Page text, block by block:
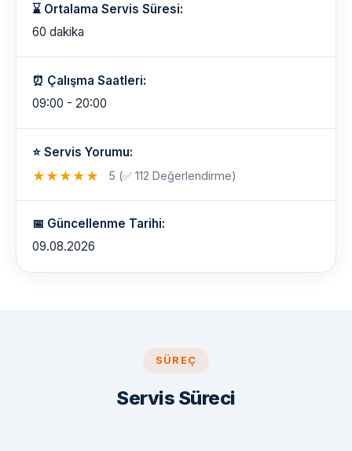
⌛ Ortalama Servis Süresi:
60 dakika
⏰ Çalışma Saatleri:
09:00 - 20:00
⭐ Servis Yorumu:
★ ★ ★ ★ ★ 5 (✅ 112 Değerlendirme)
📅 Güncellenme Tarihi:
09.08.2026
SÜREÇ
Servis Süreci